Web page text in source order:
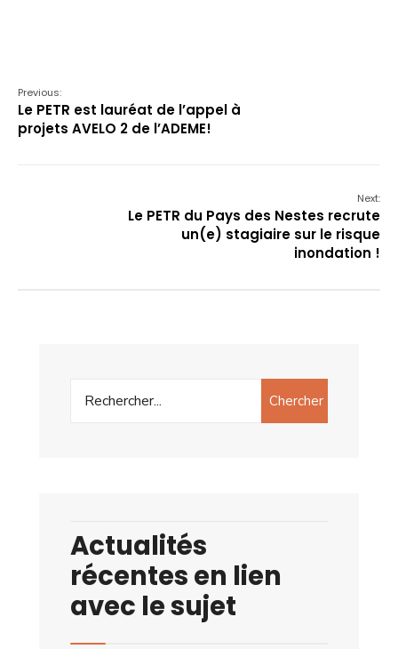
Previous:
Le PETR est lauréat de l’appel à
projets AVELO 2 de l’ADEME!
Next:
Le PETR du Pays des Nestes recrute
un(e) stagiaire sur le risque
inondation !
Chercher
Actualités
récentes en lien
avec le sujet